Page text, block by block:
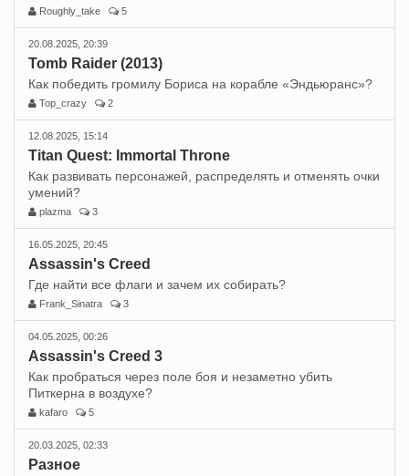
Roughly_take 5
20.08.2025, 20:39
Tomb Raider (2013)
Как победить громилу Бориса на корабле «Эндьюранс»?
Top_crazy 2
12.08.2025, 15:14
Titan Quest: Immortal Throne
Как развивать персонажей, распределять и отменять очки
умений?
plazma 3
16.05.2025, 20:45
Assassin's Creed
Где найти все флаги и зачем их собирать?
Frank_Sinatra 3
04.05.2025, 00:26
Assassin's Creed 3
Как пробраться через поле боя и незаметно убить
Питкерна в воздухе?
kafaro 5
20.03.2025, 02:33
Разное